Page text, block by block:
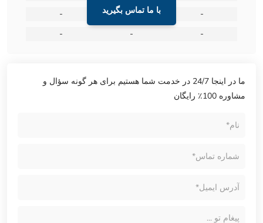
با ما تماس بگیرید
-
-
-
-
-
-
ما در اینجا 24/7 در خدمت شما هستیم برای هر گونه سؤال و
مشاوره 100٪ رایگان